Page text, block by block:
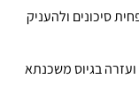
סיכונים ולהעניק
בגיוס משכנתא